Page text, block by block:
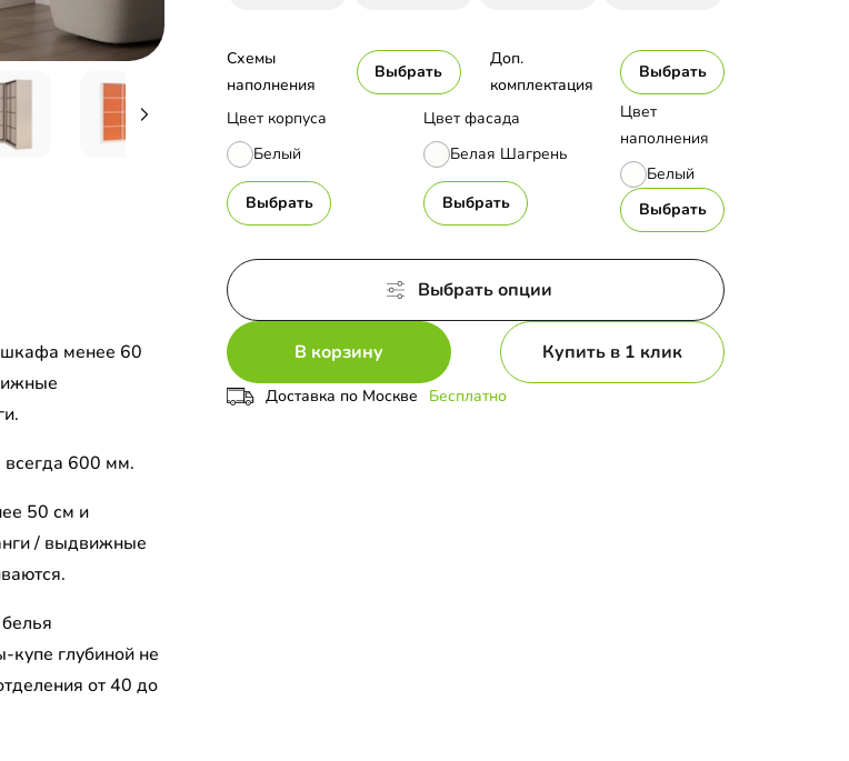
Цвет корпуса
Белый
Выбрать
Цвет фасада
Белая Шагрень
Выбрать
Цвет
наполнения
Белый
Выбрать
Схемы
наполнения
Выбрать
Доп.
комплектация
Выбрать
Выбрать опции
В корзину Купить в 1 клик
Доставка по Москве Бесплатно
шкафа менее 60
всегда 600 мм.
50 см и
/ выдвижные
глубиной не
от 40 до